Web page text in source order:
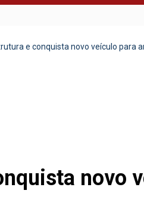
e conquista novo veículo para
novo